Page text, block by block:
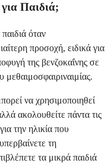
Παιδιά;
όταν
προσοχή, ειδικά για
της βενζοκαΐνης σε
να χρησιμοποιηθεί
ακολουθείτε πάντα τις
την ηλικία που
τη
τα μικρά παιδιά